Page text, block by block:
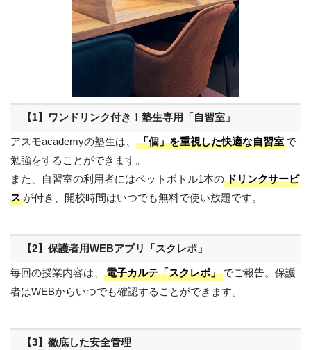
【1】ワンドリンク付き！塾生専用「自習室」
アスモacademyの塾生は、 「個」を重視した快適な自習室 で
勉強をすることができます。
また、自習室の利用者にはペットボトル1本のドリンクサービ
ス が付き、開校時間はいつでも無料で使い放題です。
【2】保護者用WEBアプリ「スクレポ」
毎回の授業内容は、 電子カルテ「スクレポ」 でご報告。保護
者はWEBからいつでも確認することができます。
【3】徹底した安全管理